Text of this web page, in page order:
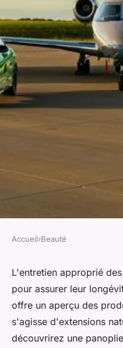
Produits
accessoires
guide complet
Naël•19 octobre 2024•4
Accueil›Beauté
L'entretien approprié
pour assurer leur
offre un aperçu des
s'agisse d'extensions
découvrirez une